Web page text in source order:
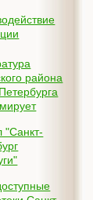
района
"Санкт-